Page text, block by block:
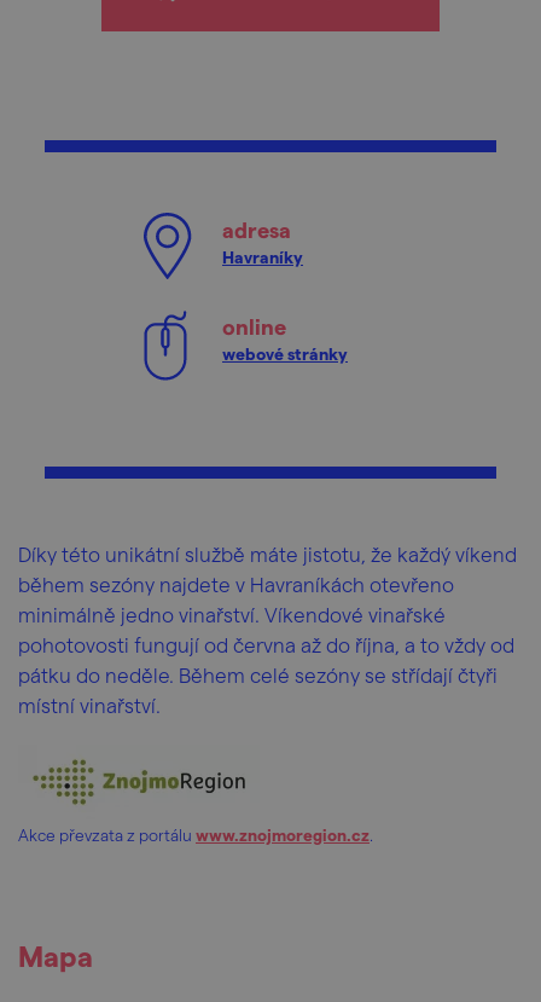
adresa
Havraníky
online
webové stránky
Díky této unikátní službě máte jistotu, že každý víkend
během sezóny najdete v Havraníkách otevřeno
minimálně jedno vinařství. Víkendové vinařské
pohotovosti fungují od června až do října, a to vždy od
pátku do neděle. Během celé sezóny se střídají čtyři
místní vinařství.
Akce převzata z portálu www.znojmoregion.cz
Mapa